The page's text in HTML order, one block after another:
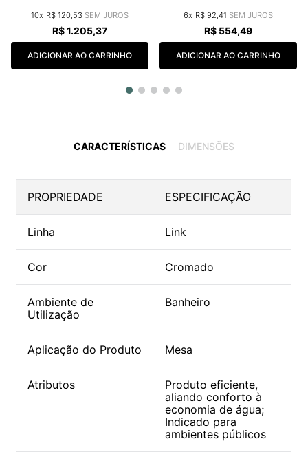
10 R$ 120,53
R$1.205,37
ADICIONAR AO CARRINHO
6 R$ 92,41
R$ 554,49
ADICIONAR AO CARRINHO
CARACTERÍSTICAS DIMENSÕES
PROPRIEDADE ESPECIFICAÇÃO
Linha Link
Cor Cromado
Ambiente de
Utilização
Banheiro
Aplicação do Produto Mesa
Atributos
Produto eficiente,
aliando conforto à
economia de água;
Indicado para
ambientes públicos